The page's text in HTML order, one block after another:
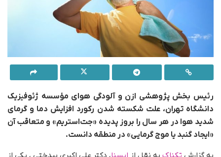
رئیس بخش پژوهشی ازن و آلودگی هوای مؤسسه ژئوفیزیک
دانشگاه تهران، علت شکسته شدن رکورد افزایش دما و گرمای
شدید هوا در هر سال را بروز پدیده «جت‌استریم» و متعاقب آن
«ایجاد گنبد یا موج گرمایی» در منطقه دانست.